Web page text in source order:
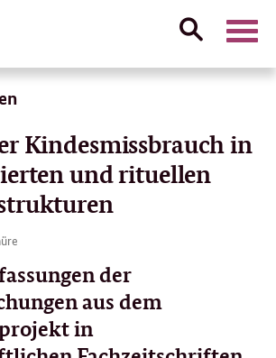
Suche
Kindesmissbrauch in
und rituellen
der
aus dem
in